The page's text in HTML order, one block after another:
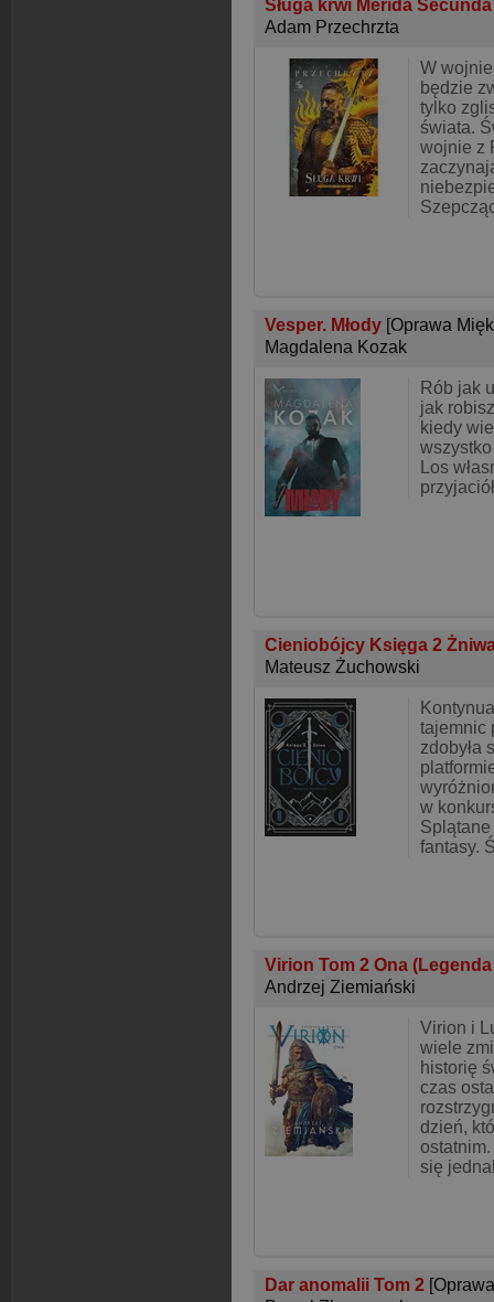
Sługa krwi Merida
Adam Przechrzta
W
będzie
tylko
świata.
wojnie z
Vesper. Młody [Oprawa
Magdalena Kozak
Rób jak
jak
kiedy
Los
Cieniobójcy Księga 2
Mateusz Żuchowski
tajemnic
zdobyła
w
fantasy.
Virion Tom 2 Ona
Andrzej Ziemiański
Virion i
wiele
historię
czas
dzień,
się
Dar anomalii Tom 2